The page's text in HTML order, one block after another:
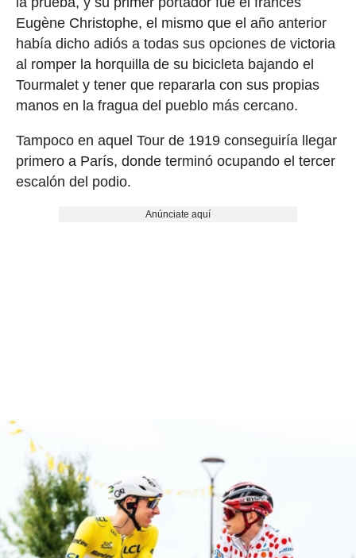
Eugène Christophe, el mismo que el año anterior
había dicho adiós a todas sus opciones de victoria
al romper la horquilla de su bicicleta bajando el
Tourmalet y tener que repararla con sus propias
manos en la fragua del pueblo más cercano.
Tampoco en aquel Tour de 1919 conseguiría llegar
primero a París, donde terminó ocupando el tercer
escalón del podio.
Anúnciate aquí